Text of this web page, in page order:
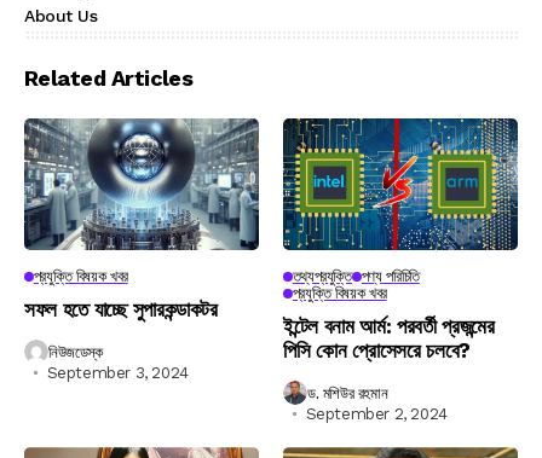
About Us
Related Articles
প্রযুক্তি বিষয়ক খবর
সফল হতে যাচ্ছে সুপারকন্ডাকটর
নিউজডেস্ক
September 3, 2024
তথ্যপ্রযুক্তি পণ্য পরিচিতি
প্রযুক্তি বিষয়ক খবর
ইন্টেল বনাম আর্ম: পরবর্তী প্রজন্মের
পিসি কোন প্রোসেসরে চলবে?
ড. মশিউর রহমান
September 2, 2024